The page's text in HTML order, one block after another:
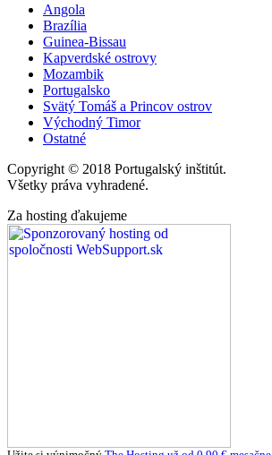
Angola
Brazília
Guinea-Bissau
Kapverdské ostrovy
Mozambik
Portugalsko
Svätý Tomáš a Princov ostrov
Východný Timor
Ostatné
Copyright © 2018 Portugalský inštitút.
Všetky práva vyhradené.
Za hosting ďakujeme